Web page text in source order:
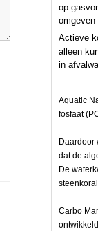
op
omgeven
Actieve
alleen
in
Aquatic
fosfaat
Daardoor
dat de
De
Carbo